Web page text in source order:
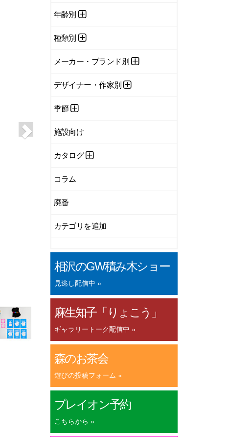
年齢別
種類別
メーカー・ブランド別
デザイナー・作家別
季節
施設向け
カタログ
コラム
廃番
カテゴリを追加
相沢のGW積み木ショー
見逃し配信中 »
麻生知子「りょこう」
ギャラリートーク配信中 »
森のお茶会
遊びの投稿フォーム »
プレイオン予約
こちらから »